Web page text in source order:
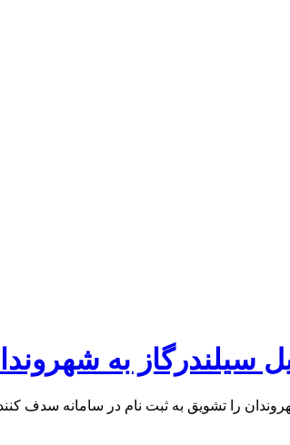
سیلندرگاز به
را تشویق به ثبت نام در سامانه سدف